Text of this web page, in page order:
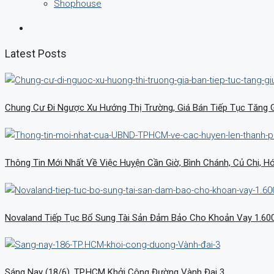
Shophouse
Latest Posts
Chung Cư Đi Ngược Xu Hướng Thị Trường, Giá Bán Tiếp Tục Tăng
Thông Tin Mới Nhất Về Việc Huyện Cần Giờ, Bình Chánh, Củ Chi,
Novaland Tiếp Tục Bổ Sung Tài Sản Đảm Bảo Cho Khoản Vay